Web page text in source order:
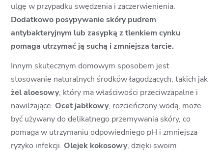
ulgę w przypadku swędzenia i zaczerwienienia.
Dodatkowo posypywanie skóry pudrem
antybakteryjnym lub zasypką z tlenkiem cynku
pomaga utrzymać ją suchą i zmniejsza tarcie.
Innym skutecznym domowym sposobem jest
stosowanie naturalnych środków łagodzących, takich jak
żel aloesowy, który ma właściwości przeciwzapalne i
nawilżające. Ocet jabłkowy, rozcieńczony wodą, może
być używany do delikatnego przemywania skóry, co
pomaga w utrzymaniu odpowiedniego pH i zmniejsza
ryzyko infekcji. Olejek kokosowy, dzięki swoim